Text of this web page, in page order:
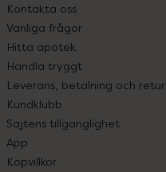
Kontakta oss
Vanliga frågor
Hitta apotek
Handla tryggt
Leverans, betalning och retur
Kundklubb
Sajtens tillgänglighet
App
Köpvillkor